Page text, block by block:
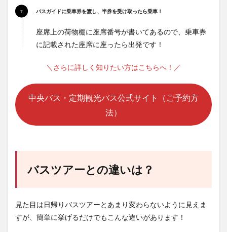
バスガイドに乗車券を渡し、半券を受け取ったら乗車！
座席上の荷物棚に座席番号が書いてあるので、乗車券
に記載された座席に座ったら出発です！
＼さらに詳しく知りたい方はこちらへ！／
中央バス・定期観光バス公式サイト（ご予約方
法）
バスツアーとの違いは？
見た目は日帰りバスツアーとあまり変わらないように見えま
すが、簡単に挙げるだけでもこんな違いがあります！